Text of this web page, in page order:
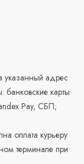
указанный адрес
банковские карты
Pay, СБП;
оплата курьеру
терминале при